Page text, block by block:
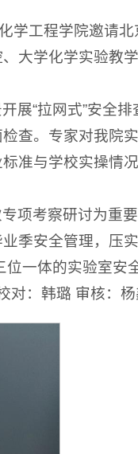
学工程学院邀请
大学化学实验教
展“拉网式”安全
查。专家对我院
准与学校实操情
项考察研讨为重
季安全管理，压
一体的实验室安
：韩璐 审核：杨